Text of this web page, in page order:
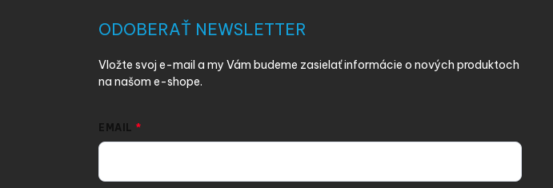
ODOBERAŤ NEWSLETTER
Vložte svoj e-mail a my Vám budeme zasielať informácie o nových produktoch
na našom e-shope.
EMAIL